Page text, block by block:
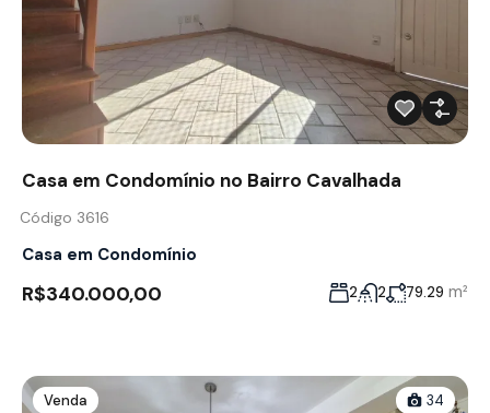
Casa em Condomínio no Bairro Cavalhada
Código 3616
Casa em Condomínio
R$340.000,00 2 2 79.29 m²
Venda 34